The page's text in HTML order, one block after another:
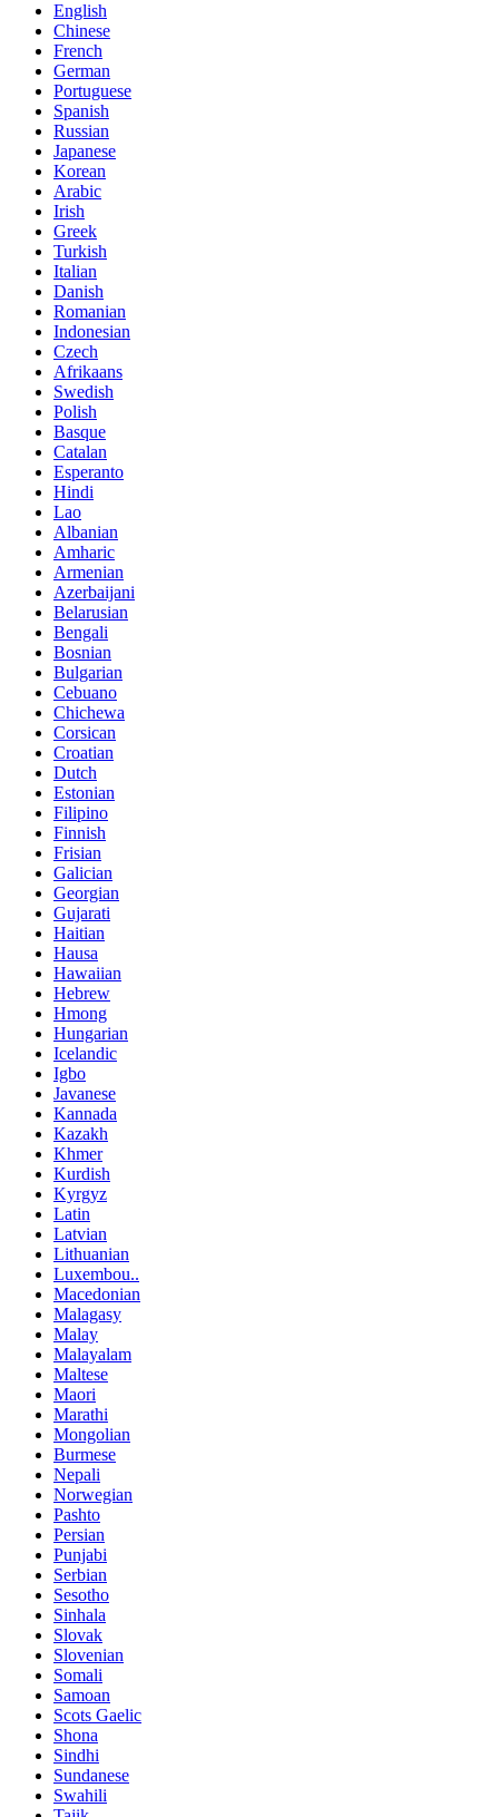
English
Chinese
French
German
Portuguese
Spanish
Russian
Japanese
Korean
Arabic
Irish
Greek
Turkish
Italian
Danish
Romanian
Indonesian
Czech
Afrikaans
Swedish
Polish
Basque
Catalan
Esperanto
Hindi
Lao
Albanian
Amharic
Armenian
Azerbaijani
Belarusian
Bengali
Bosnian
Bulgarian
Cebuano
Chichewa
Corsican
Croatian
Dutch
Estonian
Filipino
Finnish
Frisian
Galician
Georgian
Gujarati
Haitian
Hausa
Hawaiian
Hebrew
Hmong
Hungarian
Icelandic
Igbo
Javanese
Kannada
Kazakh
Khmer
Kurdish
Kyrgyz
Latin
Latvian
Lithuanian
Luxembou..
Macedonian
Malagasy
Malay
Malayalam
Maltese
Maori
Marathi
Mongolian
Burmese
Nepali
Norwegian
Pashto
Persian
Punjabi
Serbian
Sesotho
Sinhala
Slovak
Slovenian
Somali
Samoan
Scots Gaelic
Shona
Sindhi
Sundanese
Swahili